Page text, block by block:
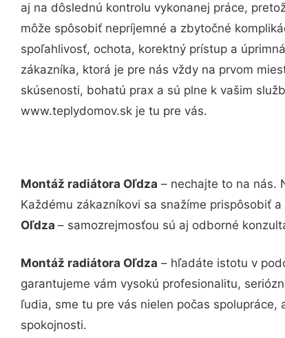
aj na dôslednú kontrolu vykonanej práce,
môže spôsobiť nepríjemné a zbytočné
spoľahlivosť, ochota, korektný prístup a
zákazníka, ktorá je pre nás vždy na prvom
skúsenosti, bohatú prax a sú plne k vašim
www.teplydomov.sk je tu pre vás.
Montáž radiátora Oľdza – nechajte to na nás.
Každému zákazníkovi sa snažíme prispôsobiť
Oľdza – samozrejmosťou sú aj odborné
Montáž radiátora Oľdza – hľadáte istotu v
garantujeme vám vysokú profesionalitu,
ľudia, sme tu pre vás nielen počas
spokojnosti.